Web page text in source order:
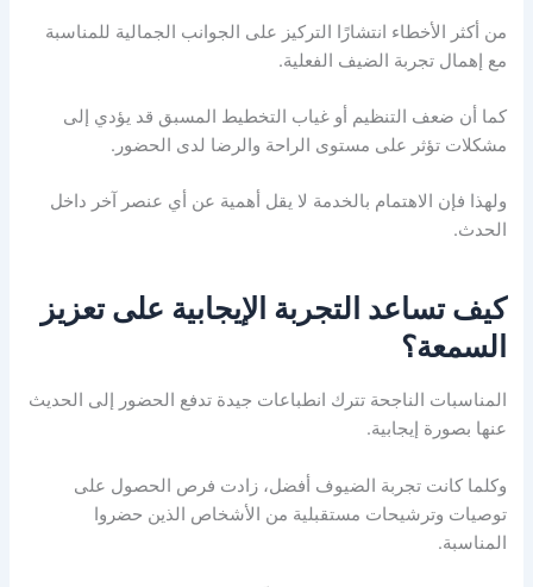
من أكثر الأخطاء انتشارًا التركيز على الجوانب الجمالية للمناسبة
مع إهمال تجربة الضيف الفعلية.
كما أن ضعف التنظيم أو غياب التخطيط المسبق قد يؤدي إلى
مشكلات تؤثر على مستوى الراحة والرضا لدى الحضور.
ولهذا فإن الاهتمام بالخدمة لا يقل أهمية عن أي عنصر آخر داخل
الحدث.
كيف تساعد التجربة الإيجابية على تعزيز
السمعة؟
المناسبات الناجحة تترك انطباعات جيدة تدفع الحضور إلى الحديث
عنها بصورة إيجابية.
وكلما كانت تجربة الضيوف أفضل، زادت فرص الحصول على
توصيات وترشيحات مستقبلية من الأشخاص الذين حضروا
المناسبة.